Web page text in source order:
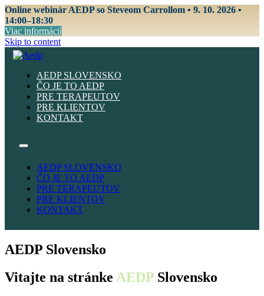
Online webinár AEDP so Steveom Carrollom • 9. 10. 2026 •
14:00–18:30
Viac informácií
Skip to content
AEDP SLOVENSKO
ČO JE TO AEDP
PRE TERAPEUTOV
PRE KLIENTOV
KONTAKT
AEDP SLOVENSKO
ČO JE TO AEDP
PRE TERAPEUTOV
PRE KLIENTOV
KONTAKT
AEDP Slovensko
Vitajte na stránke AEDP Slovensko